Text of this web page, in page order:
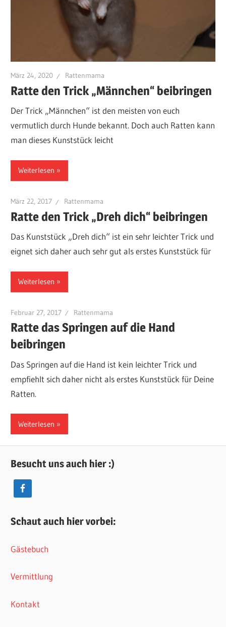
März 24, 2020 Rattenmama
Ratte den Trick „Männchen“ beibringen
Der Trick „Männchen“ ist den meisten von euch
vermutlich durch Hunde bekannt. Doch auch Ratten kann
man dieses Kunststück leicht
Weiterlesen
März 22, 2017 Rattenmama
Ratte den Trick „Dreh dich“ beibringen
Das Kunststück „Dreh dich“ ist ein sehr leichter Trick und
eignet sich daher auch sehr gut als erstes Kunststück für
Weiterlesen
Februar 27, 2017 Rattenmama
Ratte das Springen auf die Hand
beibringen
Das Springen auf die Hand ist kein leichter Trick und
empfiehlt sich daher nicht als erstes Kunststück für Deine
Ratten.
Weiterlesen
Besucht uns auch hier :)
Schaut auch hier vorbei:
Gästebuch
Vermittlung
Kontakt